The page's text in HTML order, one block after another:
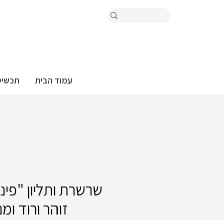
עמוד הבית
שרשרת ותליון
זוהר ורוד